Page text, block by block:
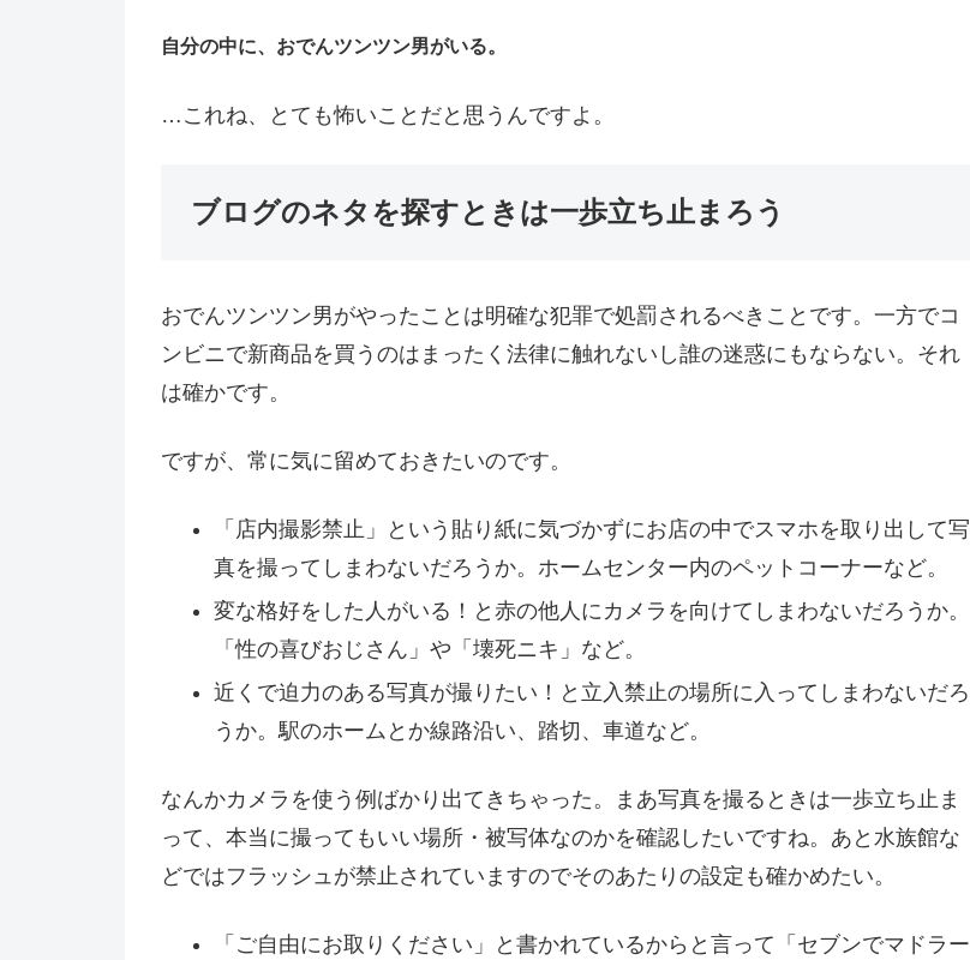
自分の中に、おでんツンツン男がいる。
…これね、とても怖いことだと思うんですよ。
ブログのネタを探すときは一歩立ち止まろう
おでんツンツン男がやったことは明確な犯罪で処罰されるべきことです。一方でコ
ンビニで新商品を買うのはまったく法律に触れないし誰の迷惑にもならない。それ
は確かです。
ですが、常に気に留めておきたいのです。
「店内撮影禁止」という貼り紙に気づかずにお店の中でスマホを取り出して写
真を撮ってしまわないだろうか。ホームセンター内のペットコーナーなど。
変な格好をした人がいる！と赤の他人にカメラを向けてしまわないだろうか。
「性の喜びおじさん」や「壊死ニキ」など。
近くで迫力のある写真が撮りたい！と立入禁止の場所に入ってしまわないだろ
うか。駅のホームとか線路沿い、踏切、車道など。
なんかカメラを使う例ばかり出てきちゃった。まあ写真を撮るときは一歩立ち止ま
って、本当に撮ってもいい場所・被写体なのかを確認したいですね。あと水族館な
どではフラッシュが禁止されていますのでそのあたりの設定も確かめたい。
「ご自由にお取りください」と書かれているからと言って「セブンでマドラー